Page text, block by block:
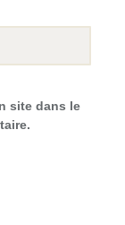
site dans le